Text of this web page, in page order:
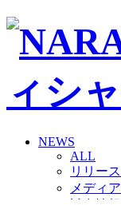
NEWS
ALL
リリース
メディア